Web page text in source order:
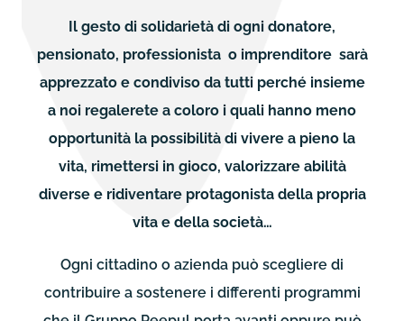
Il gesto di solidarietà di ogni donatore,
pensionato, professionista o imprenditore sarà
apprezzato e condiviso da tutti perché insieme
a noi regalerete a coloro i quali hanno meno
opportunità la possibilità di vivere a pieno la
vita, rimettersi in gioco, valorizzare abilità
diverse e ridiventare protagonista della propria
vita e della società…
Ogni cittadino o azienda può scegliere di
contribuire a sostenere i differenti programmi